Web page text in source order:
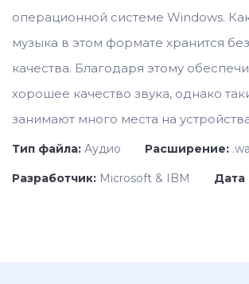
операционной системе Windows.
музыка в этом формате хранится
качества. Благодаря этому
хорошее качество звука, однако
занимают много места на
Тип файла: Аудио Расширение:
Разработчик: Microsoft & IBM Дата